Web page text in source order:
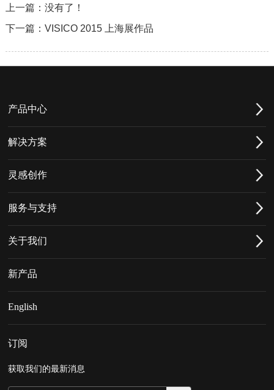
上一篇： 没有了！
下一篇： VISICO 2015 上海展作品
产品中心
解决方案
灵感创作
服务与支持
关于我们
新产品
English
订阅
获取我们的最新消息